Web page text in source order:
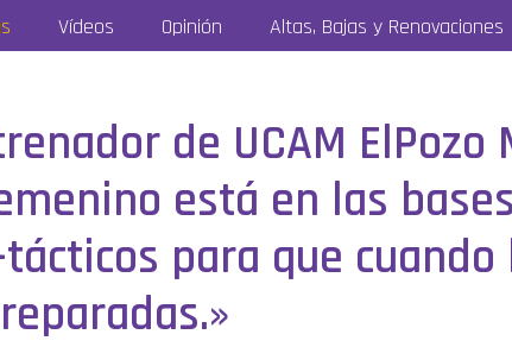
Vídeos Opinión Altas, Bajas y Renovaciones
de UCAM ElPozo
está en las
para que